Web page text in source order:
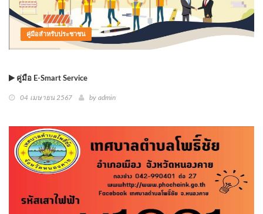
คู่มือสำหรับประชาชน
คู่มือ E-Smart Service
04 เมษายน 2567 by admin